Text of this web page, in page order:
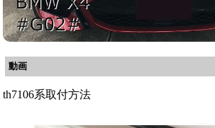
動画
th7106系取付方法